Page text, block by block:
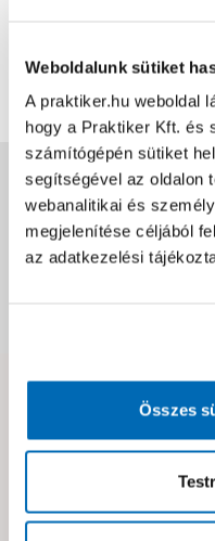
Weboldalunk sütiket
A praktiker.hu weboldal
hogy a Praktiker Kft. és
számítógépén sütiket
segítségével az oldalon
webanalitikai és
megjelenítése céljából
az adatkezelési
Összes
Bővebben
Jótállás,
Csomagolási és
Hibát találtál az
Neked ajánljuk!